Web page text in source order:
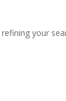
your